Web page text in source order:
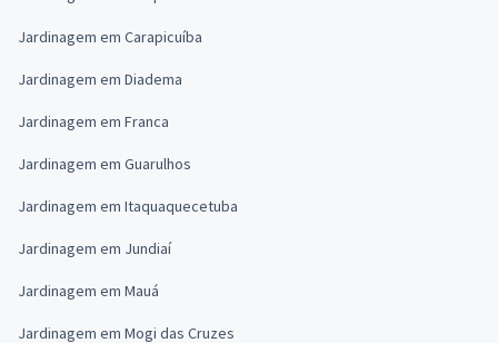
Jardinagem em Carapicuíba
Jardinagem em Diadema
Jardinagem em Franca
Jardinagem em Guarulhos
Jardinagem em Itaquaquecetuba
Jardinagem em Jundiaí
Jardinagem em Mauá
Jardinagem em Mogi das Cruzes